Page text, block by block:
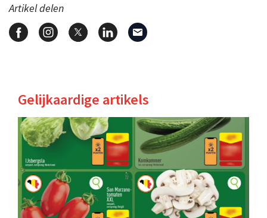
Artikel delen
Gelijkaardige artikels